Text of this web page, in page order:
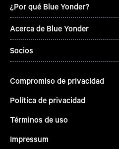
¿Por qué Blue Yonder?
Acerca de Blue Yonder
Socios
Compromiso de privacidad
Política de privacidad
Términos de uso
Impressum